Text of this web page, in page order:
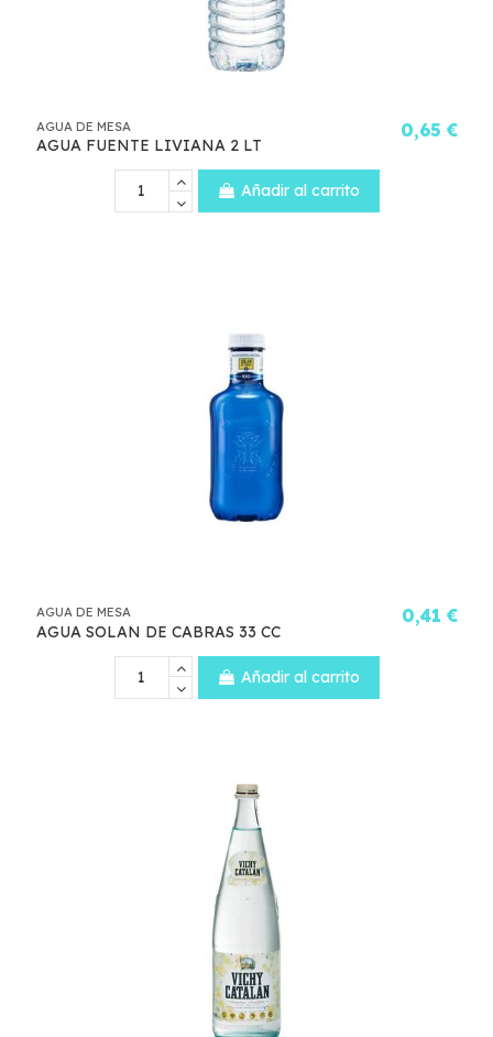
AGUA DE MESA
AGUA FUENTE LIVIANA 2 LT
0,65 €
Añadir al carrito
AGUA DE MESA
AGUA SOLAN DE CABRAS 33 CC
0,41 €
Añadir al carrito